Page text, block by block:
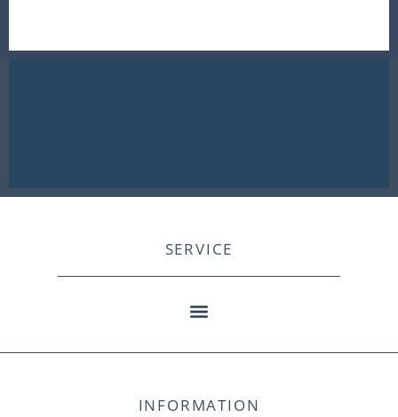
SERVICE
INFORMATION